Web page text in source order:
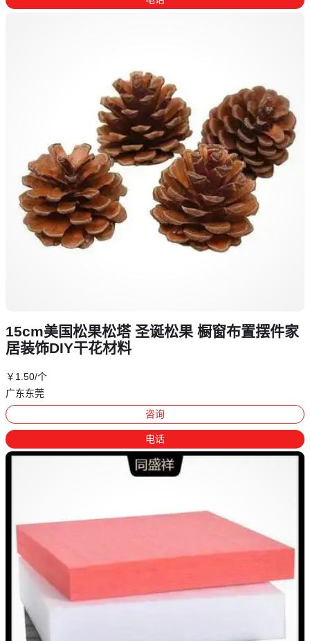
15cm美国松果松塔 圣诞松果 橱窗布置摆件家
居装饰DIY干花材料
￥ 1.50/个
广东东莞
咨询
电话